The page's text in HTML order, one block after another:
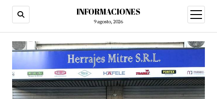
INFORMACIONES
9 agosto, 2026
abrir
menú